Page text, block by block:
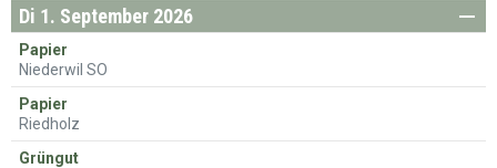
Di
enstag
1. September 2026
Papier
Niederwil SO
Papier
Riedholz
Grüngut